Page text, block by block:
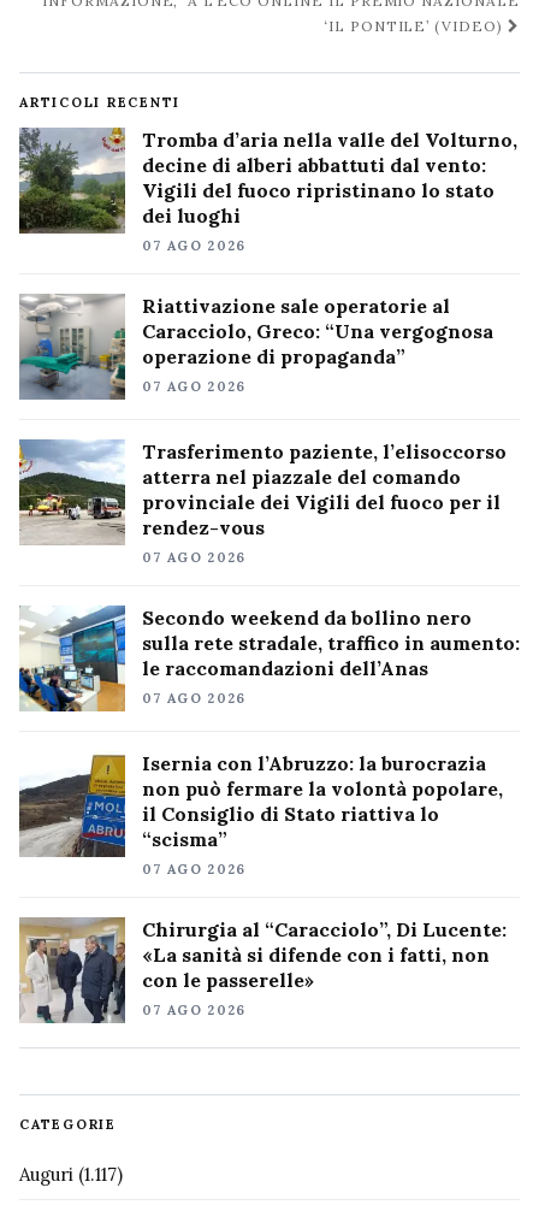
‘IL PONTILE’ (VIDEO)
ARTICOLI RECENTI
Tromba d’aria nella valle del Volturno,
decine di alberi abbattuti dal vento:
Vigili del fuoco ripristinano lo stato
dei luoghi
07 AGO 2026
Riattivazione sale operatorie al
Caracciolo, Greco: “Una vergognosa
operazione di propaganda”
07 AGO 2026
Trasferimento paziente, l’elisoccorso
atterra nel piazzale del comando
provinciale dei Vigili del fuoco per il
rendez-vous
07 AGO 2026
Secondo weekend da bollino nero
sulla rete stradale, traffico in aumento:
le raccomandazioni dell’Anas
07 AGO 2026
Isernia con l’Abruzzo: la burocrazia
non può fermare la volontà popolare,
il Consiglio di Stato riattiva lo
“scisma”
07 AGO 2026
Chirurgia al “Caracciolo”, Di Lucente:
«La sanità si difende con i fatti, non
con le passerelle»
07 AGO 2026
CATEGORIE
Auguri (1.117)